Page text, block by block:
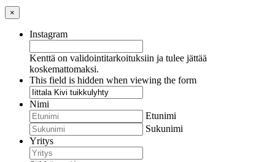
×
Instagram
Kenttä on validointitarkoituksiin ja tulee jättää
koskemattomaksi.
This field is hidden when viewing the form
Nimi
Etunimi
Sukunimi
Yritys